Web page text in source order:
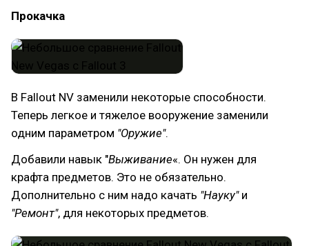
Прокачка
В Fallout NV заменили некоторые способности.
Теперь легкое и тяжелое вооружение заменили
одним параметром "Оружие".
Добавили навык "Выживание«. Он нужен для
крафта предметов. Это не обязательно.
Дополнительно с ним надо качать "Науку"и
"Ремонт", для некоторых предметов.